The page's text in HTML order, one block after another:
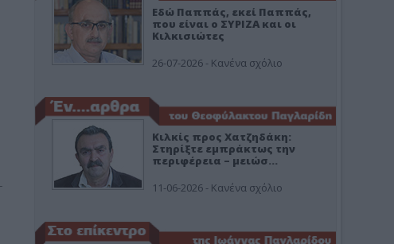
Εδώ Παππάς, εκεί Παππάς,
που είναι ο ΣΥΡΙΖΑ και οι
Κιλκισιώτες
26-07-2026 - Κανένα σχόλιο
Κιλκίς προς Χατζηδάκη:
Στηρίξτε εμπράκτως την
περιφέρεια – μειώσ…
11-06-2026 - Κανένα σχόλιο